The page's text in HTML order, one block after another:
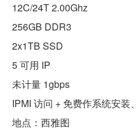
12C/24T 2.00Ghz
256GB DDR3
2x1TB SSD
5 可用 IP
未计量 1gbps
IPMI 访问 + 免费作系统安装
地点：西雅图